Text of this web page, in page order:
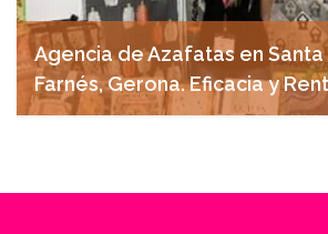
Agencia de Azafatas en
Farnés, Gerona. Eficacia y